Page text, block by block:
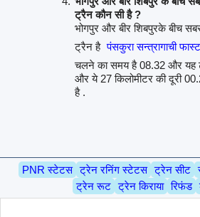
ट्रैन कौन सी है ?
भोगपुर और बीर शिबपुरके बीच
ट्रैन है पंसकुरा सन्त्रागाची
चलने का समय है 08.32 और यह
और ये 27 किलोमीटर की दूरी
है .
PNR स्टेटस ट्रेन रनिंग स्टेटस ट्रेन सीट
ट्रेन रूट ट्रेन किराया रिफंड